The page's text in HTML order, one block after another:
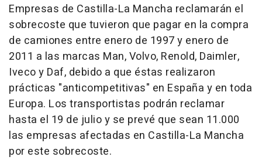
Empresas de Castilla-La Mancha reclamarán el
sobrecoste que tuvieron que pagar en la compra
de camiones entre enero de 1997 y enero de
2011 a las marcas Man, Volvo, Renold, Daimler,
Iveco y Daf, debido a que éstas realizaron
prácticas "anticompetitivas" en España y en toda
Europa. Los transportistas podrán reclamar
hasta el 19 de julio y se prevé que sean 11.000
las empresas afectadas en Castilla-La Mancha
por este sobrecoste.